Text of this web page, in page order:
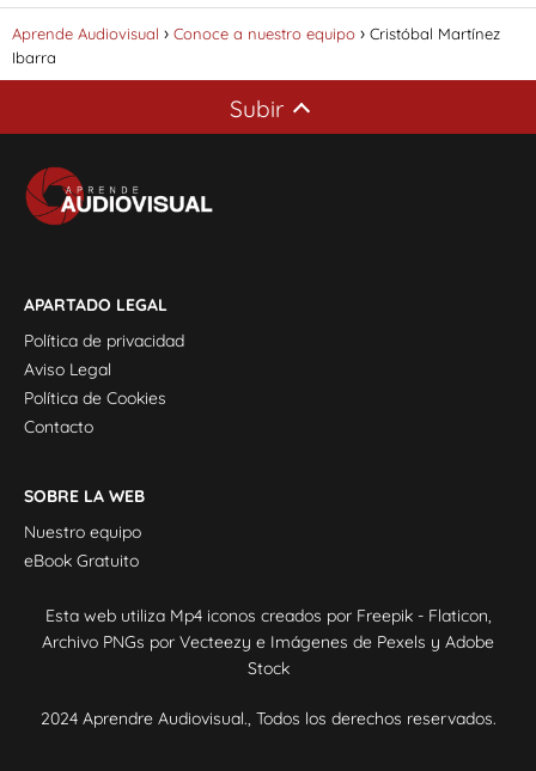
Aprende Audiovisual Conoce a nuestro equipo
Cristóbal Martínez
Ibarra
Subir
APARTADO LEGAL
Política de privacidad
Aviso Legal
Política de Cookies
Contacto
SOBRE LA WEB
Nuestro equipo
eBook Gratuito
Esta web utiliza Mp4 iconos creados por Freepik - Flaticon,
Archivo PNGs por Vecteezy e Imágenes de Pexels y Adobe
Stock
2024 Aprendre Audiovisual., Todos los derechos reservados.